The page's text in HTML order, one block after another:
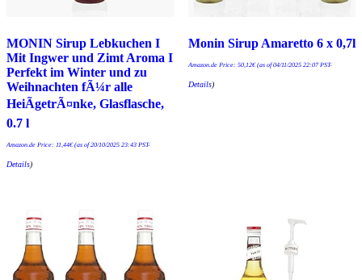
MONIN Sirup Lebkuchen I
Mit Ingwer und Zimt Aroma I
Perfekt im Winter und zu
Weihnachten fÃ¼r alle
HeiÃgetrÃ¤nke, Glasflasche,
0.7 l
Amazon.de Price: 11,44€(as of 20/10/2025 23:43 PST-
Details)
Monin Sirup Amaretto 6 x 0,7l
Amazon.de Price: 50,12€(as of 04/11/2025 22:07 PST-
Details)